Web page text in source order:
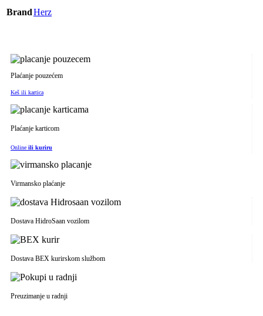
BrandHerz
Plaćanje pouzećem
Keš ili kartica
Plaćanje karticom
Online ili kuriru
Virmansko plaćanje
Dostava HidroSaan vozilom
Dostava BEX kurirskom službom
Preuzimanje u radnji